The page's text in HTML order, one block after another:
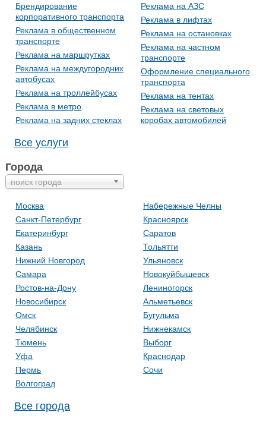
Брендирование
корпоративного транспорта
Реклама в общественном
транспорте
Реклама на маршрутках
Реклама на междугородних
автобусах
Реклама на троллейбусах
Реклама в метро
Реклама на задних стеклах
Реклама на АЗС
Реклама в лифтах
Реклама на остановках
Реклама на частном
транспорте
Оформление специального
транспорта
Реклама на тентах
Реклама на световых
коробах автомобилей
Все услуги
Города
поиск города
Москва
Санкт-Петербург
Екатеринбург
Казань
Нижний Новгород
Самара
Ростов-на-Дону
Новосибирск
Омск
Челябинск
Тюмень
Уфа
Пермь
Волгоград
Набережные Челны
Красноярск
Саратов
Тольятти
Ульяновск
Новокуйбышевск
Лениногорск
Альметьевск
Бугульма
Нижнекамск
Выборг
Краснодар
Сочи
Все города